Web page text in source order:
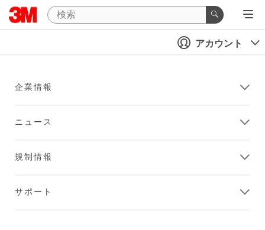
アカウント
企業情報
ニュース
規制情報
サポート